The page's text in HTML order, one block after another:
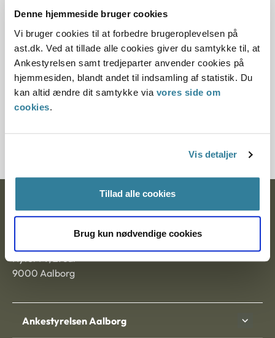
Denne hjemmeside bruger cookies
Vi bruger cookies til at forbedre brugeroplevelsen på
ast.dk. Ved at tillade alle cookies giver du samtykke til, at
Ankestyrelsen samt tredjeparter anvender cookies på
hjemmesiden, blandt andet til indsamling af statistik. Du
kan altid ændre dit samtykke via vores side om
cookies.
Vis detaljer
Tillad alle cookies
Brug kun nødvendige cookies
Denne principafgørelse er kasseret den 1. august
Paragraf
§ 112
Journalnummer
3500796-10
Ankestyrelsen
Nytorv 7, 2. sal
9000 Aalborg
Ankestyrelsen Aalborg